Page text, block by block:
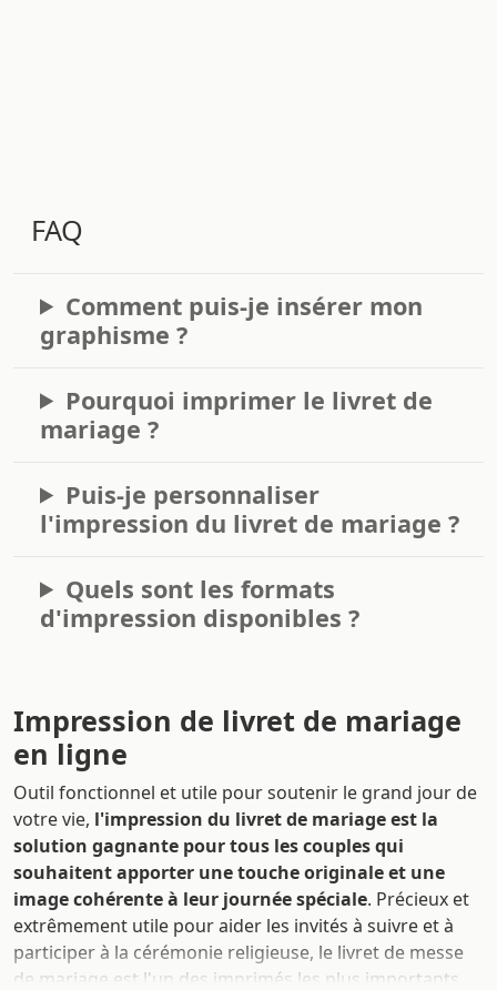
FAQ
Comment puis-je insérer mon
graphisme ?
Pourquoi imprimer le livret de
mariage ?
Puis-je personnaliser
l'impression du livret de mariage ?
Quels sont les formats
d'impression disponibles ?
Impression de livret de mariage
en ligne
Outil fonctionnel et utile pour soutenir le grand jour de
votre vie, l'impression du livret de mariage est la
solution gagnante pour tous les couples qui
souhaitent apporter une touche originale et une
image cohérente à leur journée spéciale. Précieux et
extrêmement utile pour aider les invités à suivre et à
participer à la cérémonie religieuse, le livret de messe
de mariage est l'un des imprimés les plus importants